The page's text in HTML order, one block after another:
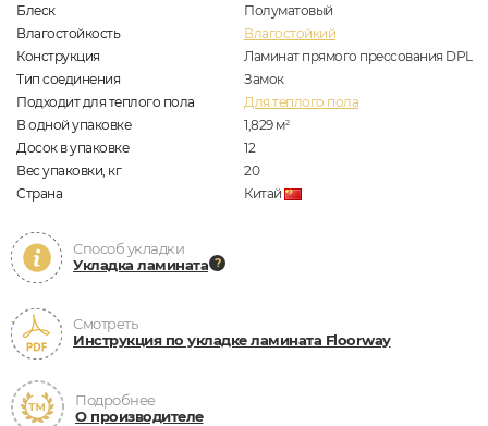
Блеск
Полуматовый
Влагостойкость
Влагостойкий
Конструкция
Ламинат прямого прессования DPL
Тип соединения
Замок
Подходит для теплого пола
Для теплого пола
В одной упаковке
1,829 м2
Досок в упаковке
12
Вес упаковки, кг
20
Страна
Китай
Способ укладки
Укладка ламината
Смотреть
Инструкция по укладке ламината Floorway
Подробнее
О производителе